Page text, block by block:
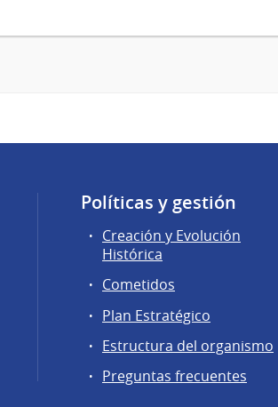
Políticas y gestión
Creación y Evolución
Histórica
Cometidos
Plan Estratégico
Estructura del organismo
Preguntas frecuentes